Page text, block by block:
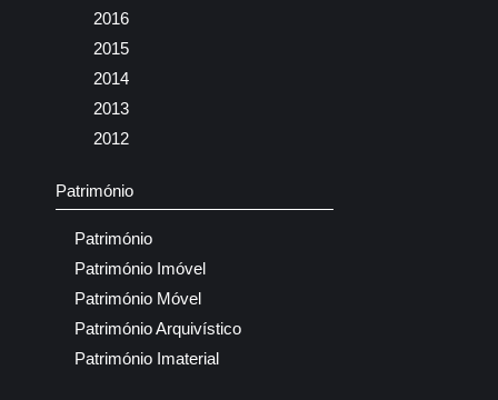
2016
2015
2014
2013
2012
Património
Património
Património Imóvel
Património Móvel
Património Arquivístico
Património Imaterial